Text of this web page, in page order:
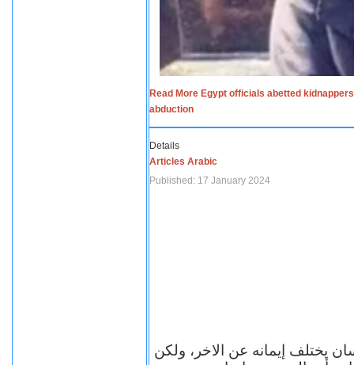
Read More Egypt officials abetted
abduction
Details
Articles Arabic
Published: 17 January 2024
يختلف إيمانه عن الاخر، ولكن